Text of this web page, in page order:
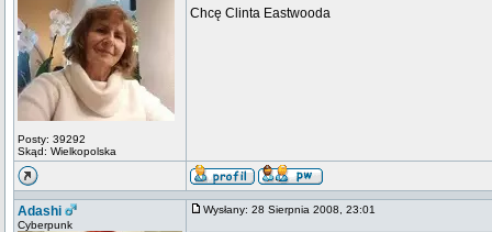
Posty: 39292
Skąd: Wielkopolska
Chcę Clinta Eastwooda
Adashi
Cyberpunk
Wysłany: 28 Sierpnia 2008, 23:01